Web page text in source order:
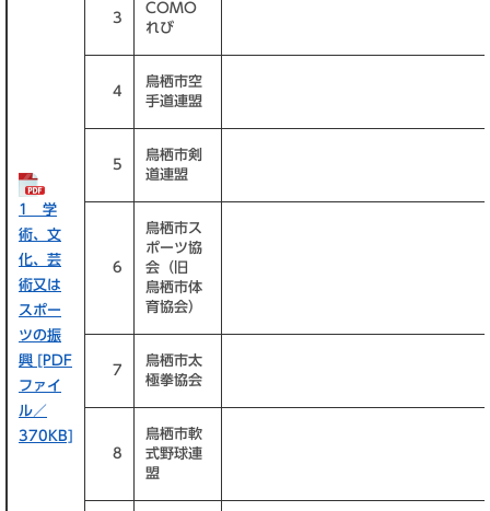
1 学
術、文
化、芸
術又は
スポー
ツの振
興 [PDF
ファイ
ル／
370KB]
3
COMO
れび
4
鳥栖市空
手道連盟
5
鳥栖市剣
道連盟
6
鳥栖市ス
ポーツ協
会（旧
鳥栖市体
育協会）
7
鳥栖市太
極拳協会
8
鳥栖市軟
式野球連
盟